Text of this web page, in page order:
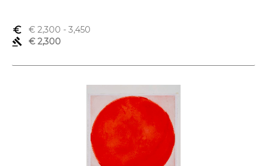
euro_symbol € 2,300 - 3,450
gavel
€ 2,300